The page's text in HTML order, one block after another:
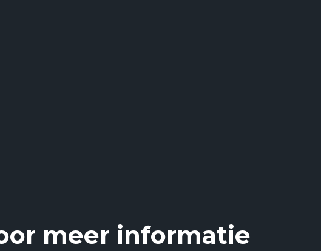
meer informatie